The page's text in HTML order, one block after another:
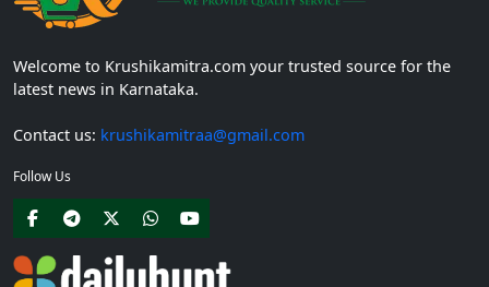
Welcome to Krushikamitra.com your trusted source for the
latest news in Karnataka.
Contact us: krushikamitraa@gmail.com
Follow Us